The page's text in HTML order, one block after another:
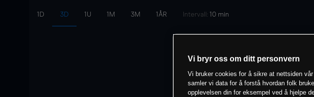
1D 3D 1U 1M 3M 1ÅR Intervall: 10 min
Vi bryr oss om ditt personvern
Vi bruker cookies for å sikre at nettsiden
samler vi data for å forstå hvordan folk
opplevelsen din for eksempel ved å hjelpe